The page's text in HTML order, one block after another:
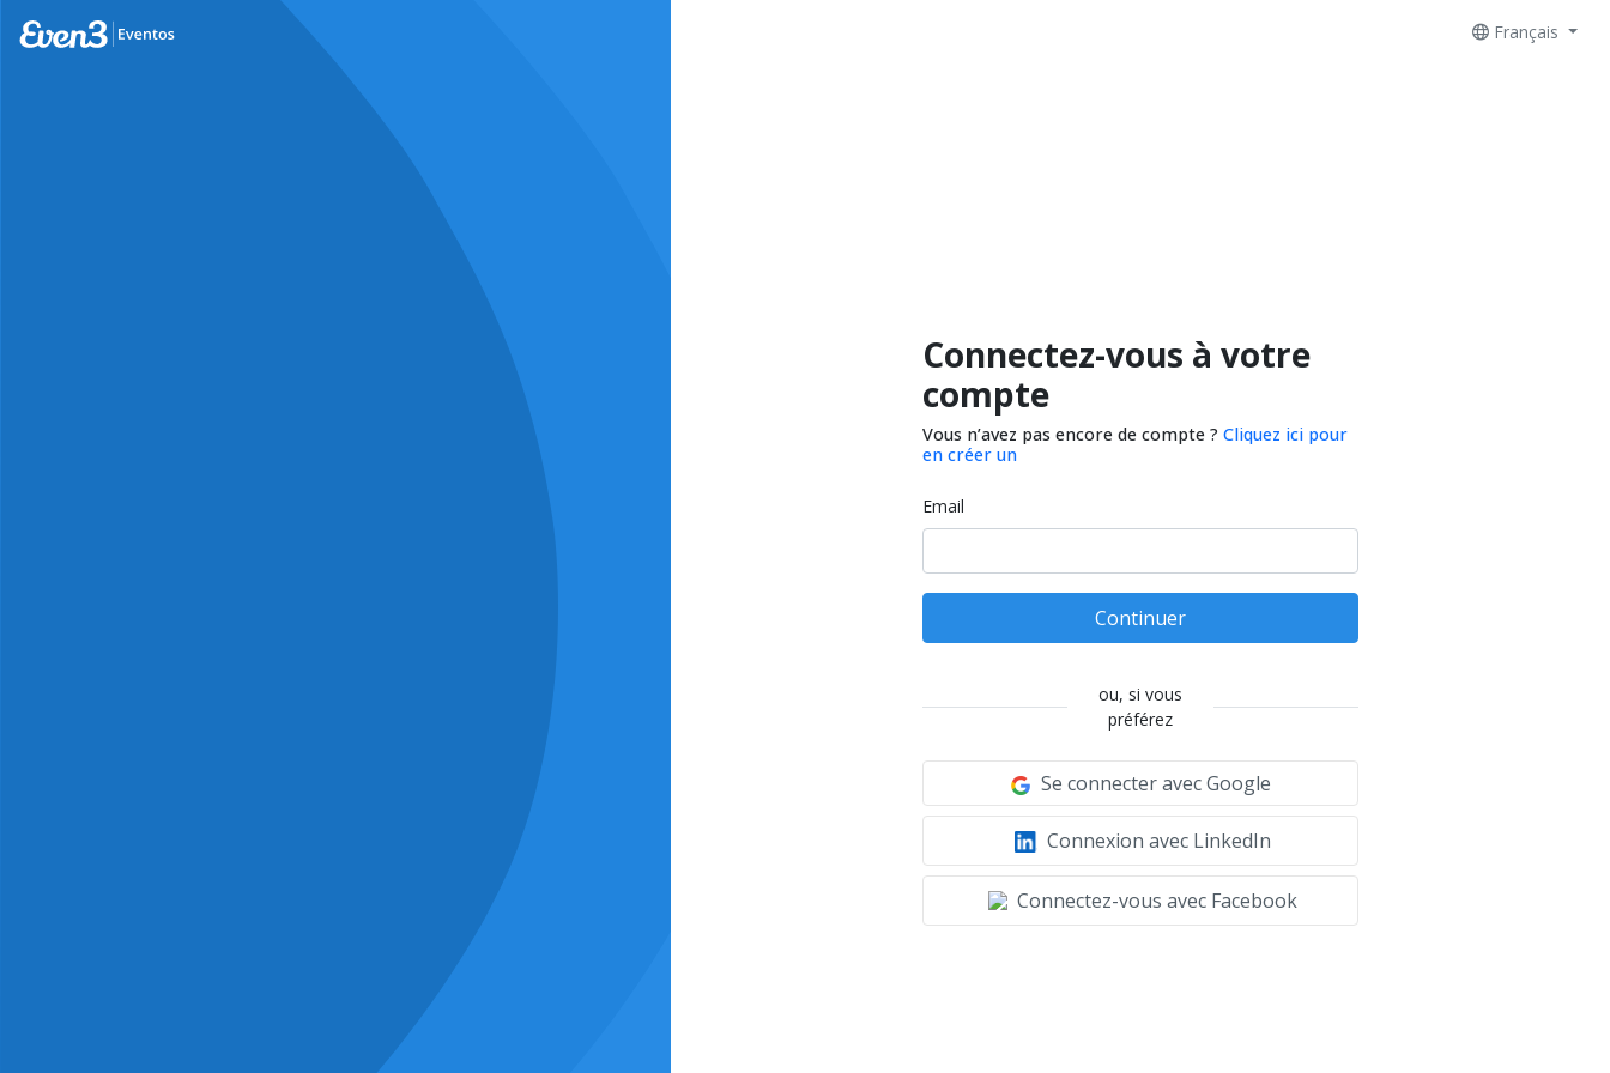
Français
Connectez-vous à votre
compte
Vous n’avez pas encore de compte ? Cliquez ici pour
en créer un
Email
Continuer
ou, si vous
préférez
Se connecter avec Google
Connexion avec LinkedIn
Connectez-vous avec Facebook